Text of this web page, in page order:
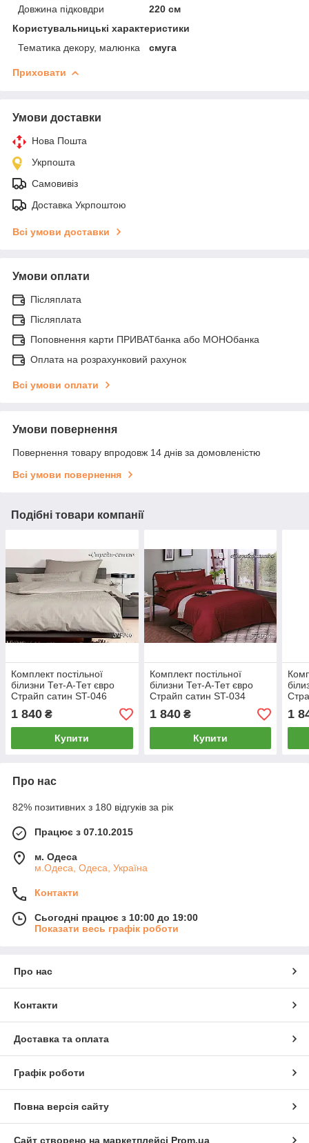
Довжина підковдри
220 см
Користувальницькі характеристики
Тематика декору, малюнка
смуга
Приховати
Умови доставки
Нова Пошта
Укрпошта
Самовивіз
Доставка Укрпоштою
Всі умови доставки
Умови оплати
Післяплата
Післяплата
Поповнення карти ПРИВАТбанка або МОНОбанка
Оплата на розрахунковий рахунок
Всі умови оплати
Умови повернення
Повернення товару впродовж 14 днів за домовленістю
Всі умови повернення
Подібні товари компанії
Комплект постільної
білизни Тет-А-Тет євро
Страйп сатин ST-046
1 840 ₴
Купити
Комплект постільної
білизни Тет-А-Тет євро
Страйп сатин ST-034
1 840₴
Купити
1
Про нас
82% позитивних з 180 відгуків за рік
Працює з 07.10.2015
м. Одеса
м.Одеса, Одеса, Україна
Контакти
Сьогодні працює з 10:00 до 19:00
Показати весь графік роботи
Про нас
Контакти
Доставка та оплата
Графік роботи
Повна версія сайту
Сайт створено на маркетплейсі Prom.ua